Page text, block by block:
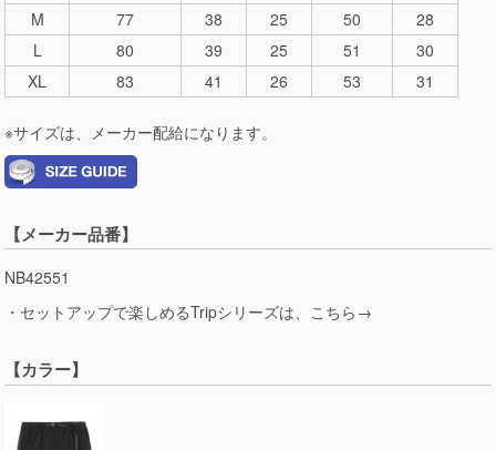
M
77 38 25 50
28
L
80 39 25 51
30
XL
83 41 26 53 31
※サイズは、メーカー配給になります。
【メーカー品番】
NB42551
・セットアップで楽しめるTripシリーズは、こちら→
【カラー】